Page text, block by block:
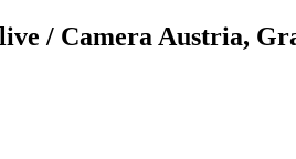
/ Camera Austria,